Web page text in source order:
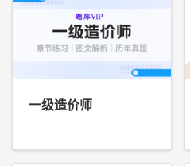
一级造价师